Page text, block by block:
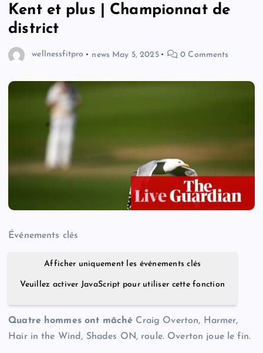
Kent et plus | Championnat de
district
wellnessfitpro news May 5, 2025 0 Comments
Événements clés
Afficher uniquement les événements clés
Veuillez activer JavaScript pour utiliser cette fonction
Quatre hommes ont mâché Craig Overton, Harmer,
Hair in the Wind, Shades ON, roule. Overton joue le fin.